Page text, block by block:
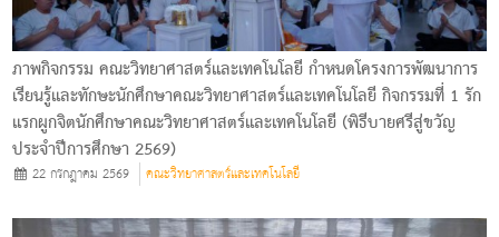
ภาพกิจกรรม คณะวิทยาศาสตร์และเทคโนโลยี กำหนดโครงการพัฒนาการ
เรียนรู้และทักษะนักศึกษาคณะวิทยาศาสตร์และเทคโนโลยี กิจกรรมที่ 1 รัก
แรกผูกจิตนักศึกษาคณะวิทยาศาสตร์และเทคโนโลยี (พิธีบายศรีสู่ขวัญ
ประจำปีการศึกษา 2569)
22 กรกฎาคม 2569 คณะวิทยาศาสตร์และเทคโนโลยี